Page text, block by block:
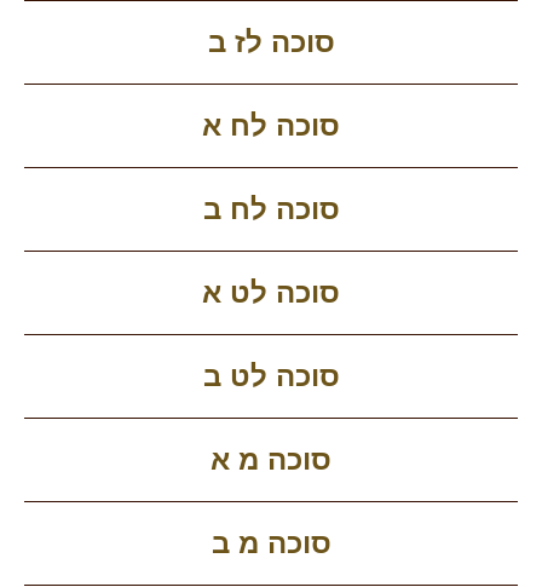
סוכה לז ב
סוכה לח א
סוכה לח ב
סוכה לט א
סוכה לט ב
סוכה מ א
סוכה מ ב